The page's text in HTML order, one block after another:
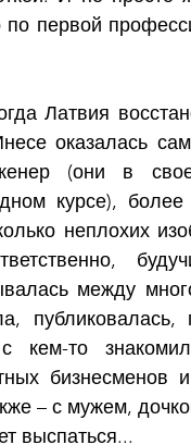
по первой
Латвия
оказалась
(они в
курсе),
неплохих
между
публиковалась,
кем-то
бизнесменов
– с мужем,
выспаться...